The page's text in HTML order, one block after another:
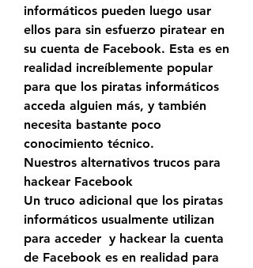
informáticos pueden luego usar
ellos para sin esfuerzo piratear en
su cuenta de Facebook. Esta es en
realidad increíblemente popular
para que los piratas informáticos
acceda alguien más, y también
necesita bastante poco
conocimiento técnico.
Nuestros alternativos trucos para
hackear Facebook
Un truco adicional que los piratas
informáticos usualmente utilizan
para acceder  y hackear la cuenta
de Facebook es en realidad para